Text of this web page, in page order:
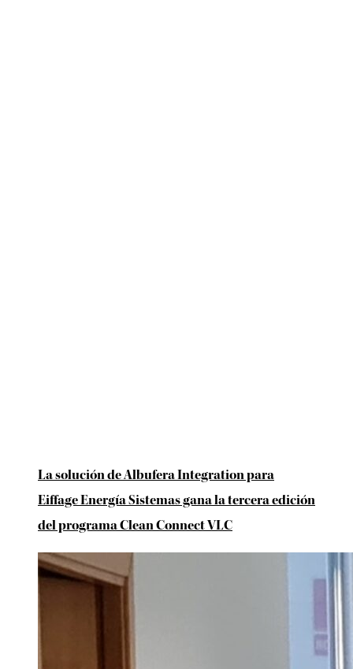
La solución de Albufera Integration para
Eiffage Energía Sistemas gana la tercera edición
del programa Clean Connect VLC